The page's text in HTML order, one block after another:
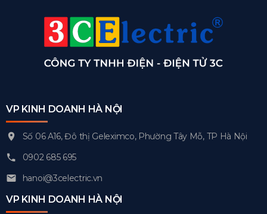
VP KINH DOANH HÀ NỘI
Số 06 A16, Đô thị Geleximco, Phường Tây Mỗ, TP Hà Nội
0902 685 695
hanoi@3celectric.vn
VP KINH DOANH HÀ NỘI